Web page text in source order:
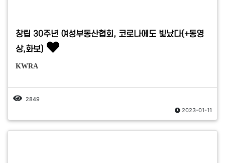
창립 30주년 여성부동산협회, 코로나에도 빛났다(+동영
상,화보)
KWRA
2849
2023-01-11